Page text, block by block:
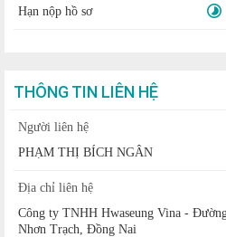
Hạn nộp hồ sơ
THÔNG TIN LIÊN HỆ
Người liên hệ
PHẠM THỊ BÍCH NGÂN
Địa chỉ liên hệ
Công ty TNHH Hwaseung Vina -
Nhơn Trạch, Đồng Nai